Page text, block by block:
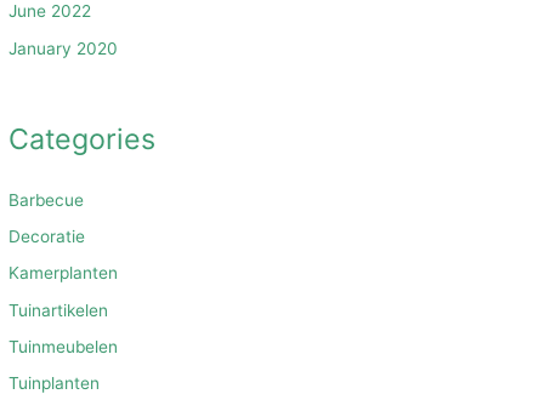
June 2022
January 2020
Categories
Barbecue
Decoratie
Kamerplanten
Tuinartikelen
Tuinmeubelen
Tuinplanten